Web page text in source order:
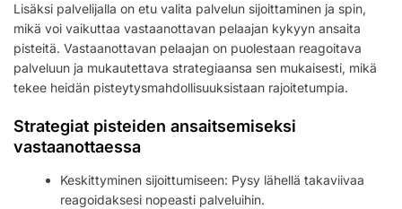
Lisäksi palvelijalla on etu valita palvelun sijoittaminen ja spin,
mikä voi vaikuttaa vastaanottavan pelaajan kykyyn ansaita
pisteitä. Vastaanottavan pelaajan on puolestaan reagoitava
palveluun ja mukautettava strategiaansa sen mukaisesti, mikä
tekee heidän pisteytysmahdollisuuksistaan rajoitetumpia.
Strategiat pisteiden ansaitsemiseksi
vastaanottaessa
Keskittyminen sijoittumiseen: Pysy lähellä takaviivaa
reagoidaksesi nopeasti palveluihin.